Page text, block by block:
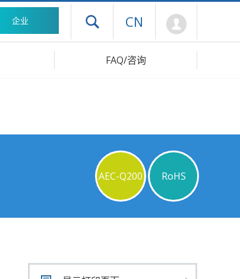
企业 打开抽屉菜单
CN
FAQ/咨询
AEC-Q200 RoHS